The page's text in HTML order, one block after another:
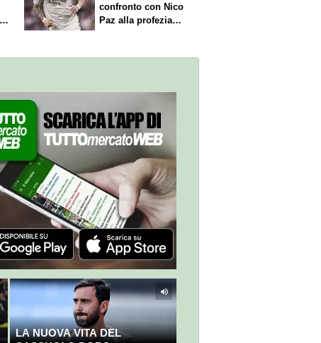
confronto con Nico
Paz alla profezia
LA NUOVA VITA DEL